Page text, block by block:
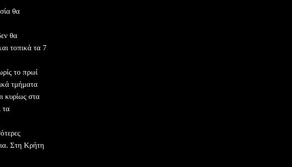
θα
θα
τοπικά τα 7
το πρωί
τμήματα
κυρίως στα
τα
Στη Κρήτη